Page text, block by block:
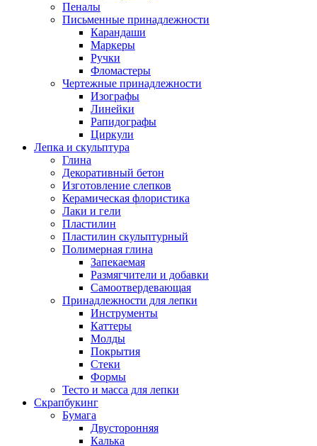
Пеналы
Письменные принадлежности
Карандаши
Маркеры
Ручки
Фломастеры
Чертежные принадлежности
Изографы
Линейки
Рапидографы
Циркули
Лепка и скульптура
Глина
Декоративный бетон
Изготовление слепков
Керамическая флористика
Лаки и гели
Пластилин
Пластилин скульптурный
Полимерная глина
Запекаемая
Размягчители и добавки
Самоотвердевающая
Принадлежности для лепки
Инструменты
Каттеры
Молды
Покрытия
Стеки
Формы
Тесто и масса для лепки
Скрапбукинг
Бумага
Двусторонняя
Калька